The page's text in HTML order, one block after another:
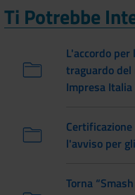
Ti Potrebbe
L'accordo
traguardo del
Impresa
l'avviso per
Torna